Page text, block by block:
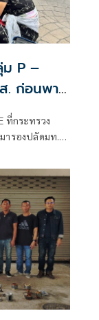
ม P –
. ก่อนพา
ที่กระทรวง
รองปลัดมท.ได้
พื้นที่ชุมนุมเดิม